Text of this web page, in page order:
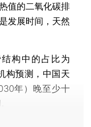
值的二氧化碳排
发展时间，天然
构中的占比为
构预测，中国天
年）晚至少十